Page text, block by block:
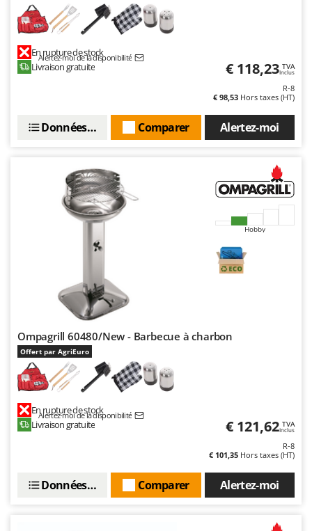
En rupture de stock
Alertez-moi de la disponibilité
Livraison gratuite € 118,23 TVA
Inclus
R-8
€ 98,53 Hors taxes (HT)
Alertez-moi
Comparer
Données techniques
Hobby
Ompagrill 60480/New - Barbecue à charbon
Offert par AgriEuro
En rupture de stock
Alertez-moi de la disponibilité
Livraison gratuite € 121,62 TVA
Inclus
R-8
€ 101,35 Hors taxes (HT)
Alertez-moi
Comparer
Données techniques